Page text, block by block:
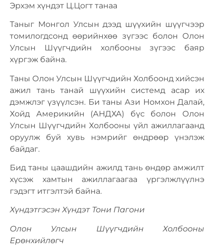
Эрхэм хүндэт Ц.Цогт танаа
Таныг Монгол Улсын дээд шүүхийн шүүгчээр
томилогдсонд өөрийнхөө зүгээс болон Олон
Улсын Шүүгчдийн холбооны зүгээс баяр
хүргэж байна.
Таны Олон Улсын Шүүгчдийн Холбоонд хийсэн
ажил тань танай шүүхийн системд асар их
дэмжлэг үзүүлсэн. Би таны Ази Номхон Далай,
Хойд Америкийн (АНДХА) бүс болон Олон
Улсын Шүүгчдийн Холбооны үйл ажиллагаанд
оруулж буй хувь нэмрийг өндрөөр үнэлэж
байдаг.
Бид таны цаашдийн ажилд тань өндөр амжилт
хүсэж хамтын ажиллагаагаа үргэлжлүүлнэ
гэдэгт итгэлтэй байна.
ХүндэтгэсэнХүндэт Тони Пагони
Олон Улсын Шүүгчдийн Холбооны
Ерөнхийлөгч